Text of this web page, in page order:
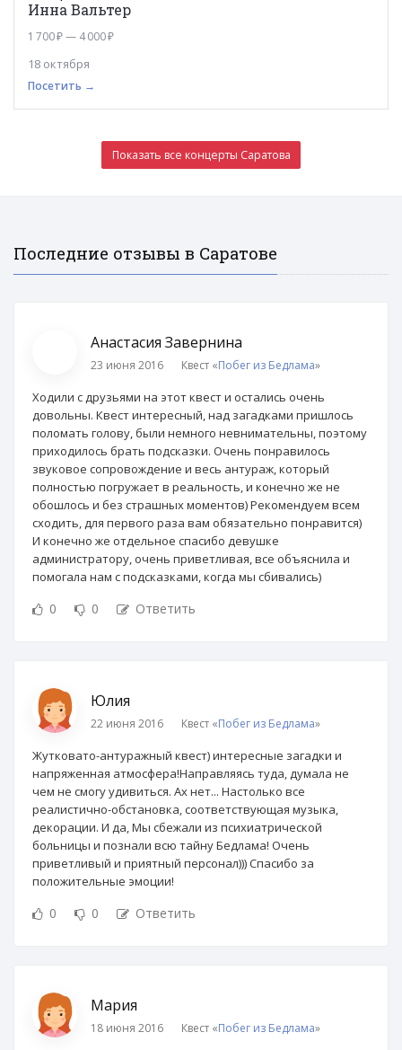
Инна Вальтер
1 700 ₽ — 4 000 ₽
18 октября
Посетить →
Показать все концерты Саратова
Последние отзывы в Саратове
Анастасия Завернина
23 июня 2016 Квест «Побег из Бедлама»
Ходили с друзьями на этот квест и остались очень
довольны. Квест интересный, над загадками пришлось
поломать голову, были немного невнимательны, поэтому
приходилось брать подсказки. Очень понравилось
звуковое сопровождение и весь антураж, который
полностью погружает в реальность, и конечно же не
обошлось и без страшных моментов) Рекомендуем всем
сходить, для первого раза вам обязательно понравится)
И конечно же отдельное спасибо девушке
администратору, очень приветливая, все объяснила и
помогала нам с подсказками, когда мы сбивались)
0 0 Ответить
Юлия
22 июня 2016 Квест «Побег из Бедлама»
Жутковато-антуражный квест) интересные загадки и
напряженная атмосфера!Направляясь туда, думала не
чем не смогу удивиться. Ах нет... Настолько все
реалистично-обстановка, соответствующая музыка,
декорации. И да, Мы сбежали из психиатрической
больницы и познали всю тайну Бедлама! Очень
приветливый и приятный персонал))) Спасибо за
положительные эмоции!
0 0 Ответить
Мария
18 июня 2016 Квест «Побег из Бедлама»